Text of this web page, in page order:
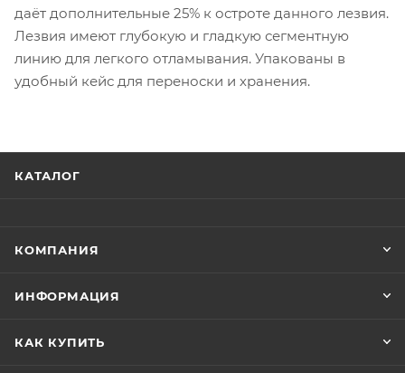
даёт дополнительные 25% к остроте данного лезвия.
Лезвия имеют глубокую и гладкую сегментную
линию для легкого отламывания. Упакованы в
удобный кейс для переноски и хранения.
КАТАЛОГ
КОМПАНИЯ
ИНФОРМАЦИЯ
КАК КУПИТЬ